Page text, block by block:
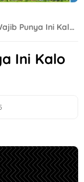
Ini Kalo Kamu Cyclist!
Ini Kalo